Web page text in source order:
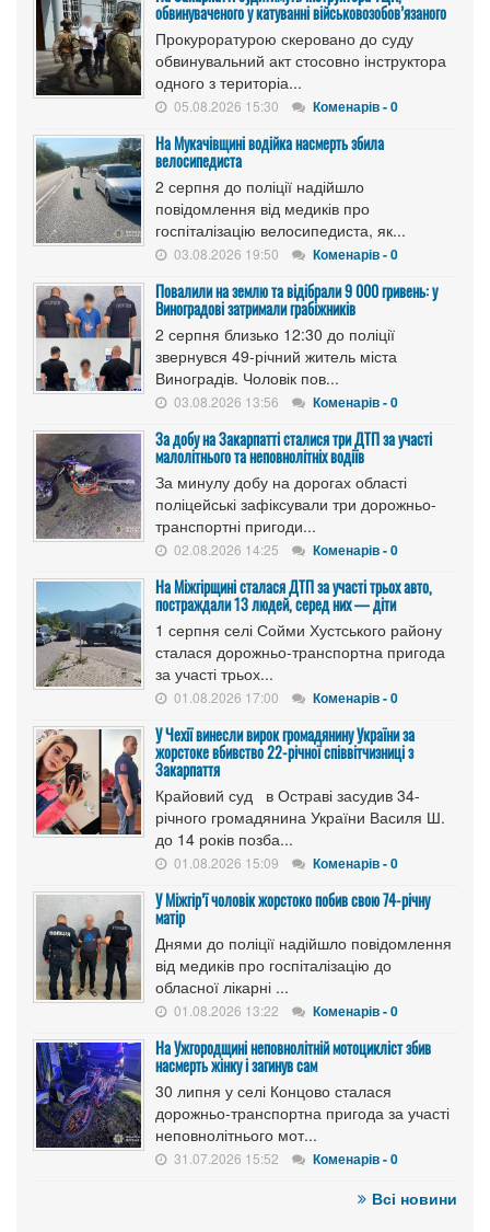
обвинуваченого у катуванні військовозобов’язаного
Прокуроратурою скеровано до суду
обвинувальний акт стосовно інструктора
одного з територіа...
05.08.2026 15:30 Коменарів - 0
На Мукачівщині водійка насмерть збила
велосипедиста
2 серпня до поліції надійшло
повідомлення від медиків про
госпіталізацію велосипедиста, як...
03.08.2026 19:50 Коменарів - 0
Повалили на землю та відібрали 9 000 гривень: у
Виноградові затримали грабіжників
2 серпня близько 12:30 до поліції
звернувся 49-річний житель міста
Виноградів. Чоловік пов...
03.08.2026 13:56 Коменарів - 0
За добу на Закарпатті сталися три ДТП за участі
малолітнього та неповнолітніх водіїв
За минулу добу на дорогах області
поліцейські зафіксували три дорожньо-
транспортні пригоди...
02.08.2026 14:25 Коменарів - 0
На Міжгірщині сталася ДТП за участі трьох авто,
постраждали 13 людей, серед них — діти
1 серпня селі Сойми Хустського району
сталася дорожньо-транспортна пригода
за участі трьох...
01.08.2026 17:00 Коменарів - 0
У Чехії винесли вирок громадянину України за
жорстоке вбивство 22-річної співвітчизниці з
Закарпаття
Крайовий суд в Остраві засудив 34-
річного громадянина України Василя Ш.
до 14 років позба...
01.08.2026 15:09 Коменарів - 0
У Міжгір’ї чоловік жорстоко побив свою 74-річну
матір
Днями до поліції надійшло повідомлення
від медиків про госпіталізацію до
обласної лікарні ...
01.08.2026 13:22 Коменарів - 0
На Ужгородщині неповнолітній мотоцикліст збив
насмерть жінку і загинув сам
30 липня у селі Концово сталася
дорожньо-транспортна пригода за участі
неповнолітнього мот...
31.07.2026 15:52 Коменарів - 0
Всі новини